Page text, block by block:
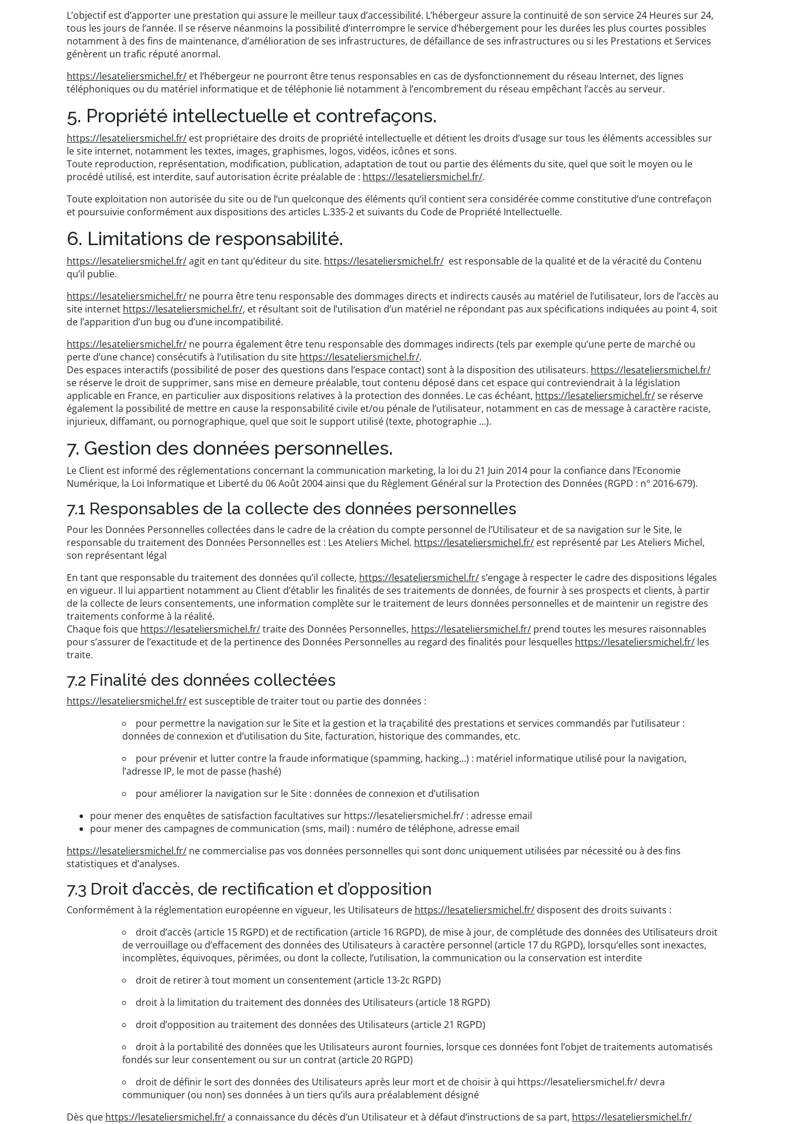
L’objectif est d’apporter une prestation qui assure le meilleur taux d’accessibilité. L’hébergeur assure la continuité de son service 24 Heures sur 24,
tous les jours de l’année. Il se réserve néanmoins la possibilité d’interrompre le service d’hébergement pour les durées les plus courtes possibles
notamment à des fins de maintenance, d’amélioration de ses infrastructures, de défaillance de ses infrastructures ou si les Prestations et Services
génèrent un trafic réputé anormal.
https://lesateliersmichel.fr/ et l’hébergeur ne pourront être tenus responsables en cas de dysfonctionnement du réseau Internet, des lignes
téléphoniques ou du matériel informatique et de téléphonie lié notamment à l’encombrement du réseau empêchant l’accès au serveur.
5. Propriété intellectuelle et contrefaçons.
https://lesateliersmichel.fr/ est propriétaire des droits de propriété intellectuelle et détient les droits d’usage sur tous les éléments accessibles sur
le site internet, notamment les textes, images, graphismes, logos, vidéos, icônes et sons.
Toute reproduction, représentation, modification, publication, adaptation de tout ou partie des éléments du site, quel que soit le moyen ou le
procédé utilisé, est interdite, sauf autorisation écrite préalable de : https://lesateliersmichel.fr/.
Toute exploitation non autorisée du site ou de l’un quelconque des éléments qu’il contient sera considérée comme constitutive d’une contrefaçon
et poursuivie conformément aux dispositions des articles L.335-2 et suivants du Code de Propriété Intellectuelle.
6. Limitations de responsabilité.
https://lesateliersmichel.fr/agit en tant qu’éditeur du site. https://lesateliersmichel.fr/ est responsable de la qualité et de la véracité du Contenu
qu’il publie.
https://lesateliersmichel.fr/ ne pourra être tenu responsable des dommages directs et indirects causés au matériel de l’utilisateur, lors de l’accès au
site internet https://lesateliersmichel.fr/, et résultant soit de l’utilisation d’un matériel ne répondant pas aux spécifications indiquées au point 4, soit
de l’apparition d’un bug ou d’une incompatibilité.
https://lesateliersmichel.fr/ ne pourra également être tenu responsable des dommages indirects (tels par exemple qu’une perte de marché ou
perte d’une chance) consécutifs à l’utilisation du site https://lesateliersmichel.fr/.
Des espaces interactifs (possibilité de poser des questions dans l’espace contact) sont à la disposition des utilisateurs. https://lesateliersmichel.fr/
se réserve le droit de supprimer, sans mise en demeure préalable, tout contenu déposé dans cet espace qui contreviendrait à la législation
applicable en France, en particulier aux dispositions relatives à la protection des données. Le cas échéant, https://lesateliersmichel.fr/se réserve
également la possibilité de mettre en cause la responsabilité civile et/ou pénale de l’utilisateur, notamment en cas de message à caractère raciste,
injurieux, diffamant, ou pornographique, quel que soit le support utilisé (texte, photographie …).
7. Gestion des données personnelles.
Le Client est informé des réglementations concernant la communication marketing, la loi du 21 Juin 2014 pour la confiance dans l’Economie
Numérique, la Loi Informatique et Liberté du 06 Août 2004 ainsi que du Règlement Général sur la Protection des Données (RGPD : n° 2016-679).
7.1 Responsables de la collecte des données personnelles
Pour les Données Personnelles collectées dans le cadre de la création du compte personnel de l’Utilisateur et de sa navigation sur le Site, le
responsable du traitement des Données Personnelles est : Les Ateliers Michel. https://lesateliersmichel.fr/ est représenté par Les Ateliers Michel,
son représentant légal
En tant que responsable du traitement des données qu’il collecte, https://lesateliersmichel.fr/s’engage à respecter le cadre des dispositions légales
en vigueur. Il lui appartient notamment au Client d’établir les finalités de ses traitements de données, de fournir à ses prospects et clients, à partir
de la collecte de leurs consentements, une information complète sur le traitement de leurs données personnelles et de maintenir un registre des
traitements conforme à la réalité.
Chaque fois que https://lesateliersmichel.fr/traite des Données Personnelles, https://lesateliersmichel.fr/ prend toutes les mesures raisonnables
pour s’assurer de l’exactitude et de la pertinence des Données Personnelles au regard des finalités pour lesquelles https://lesateliersmichel.fr/ les
traite.
7.2 Finalité des données collectées
https://lesateliersmichel.fr/ est susceptible de traiter tout ou partie des données :
pour permettre la navigation sur le Site et la gestion et la traçabilité des prestations et services commandés par l’utilisateur :
données de connexion et d’utilisation du Site, facturation, historique des commandes, etc.
pour prévenir et lutter contre la fraude informatique (spamming, hacking…) : matériel informatique utilisé pour la navigation,
l’adresse IP, le mot de passe (hashé)
pour améliorer la navigation sur le Site : données de connexion et d’utilisation
pour mener des enquêtes de satisfaction facultatives sur https://lesateliersmichel.fr/ : adresse email
pour mener des campagnes de communication (sms, mail) : numéro de téléphone, adresse email
https://lesateliersmichel.fr/ ne commercialise pas vos données personnelles qui sont donc uniquement utilisées par nécessité ou à des fins
statistiques et d’analyses.
7.3 Droit d’accès, de rectification et d’opposition
Conformément à la réglementation européenne en vigueur, les Utilisateurs de https://lesateliersmichel.fr/ disposent des droits suivants :
droit d’accès (article 15 RGPD) et de rectification (article 16 RGPD), de mise à jour, de complétude des données des Utilisateurs droit
de verrouillage ou d’effacement des données des Utilisateurs à caractère personnel (article 17 du RGPD), lorsqu’elles sont inexactes,
incomplètes, équivoques, périmées, ou dont la collecte, l’utilisation, la communication ou la conservation est interdite
droit de retirer à tout moment un consentement (article 13-2c RGPD)
droit à la limitation du traitement des données des Utilisateurs (article 18 RGPD)
droit d’opposition au traitement des données des Utilisateurs (article 21 RGPD)
droit à la portabilité des données que les Utilisateurs auront fournies, lorsque ces données font l’objet de traitements automatisés
fondés sur leur consentement ou sur un contrat (article 20 RGPD)
droit de définir le sort des données des Utilisateurs après leur mort et de choisir à qui https://lesateliersmichel.fr/ devra
communiquer (ou non) ses données à un tiers qu’ils aura préalablement désigné
Dès que https://lesateliersmichel.fr/a connaissance du décès d’un Utilisateur et à défaut d’instructions de sa part, https://lesateliersmichel.fr/